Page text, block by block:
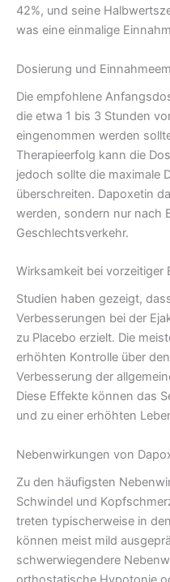
42%, und seine
was eine einmalige
Dosierung und
Die empfohlene
die etwa 1 bis 3 Stunden
eingenommen werden
Therapieerfolg kann die
jedoch sollte die maximale
überschreiten. Dapoxetin
werden, sondern nur nach
Geschlechtsverkehr.
Wirksamkeit bei vorzeitiger
Studien haben gezeigt,
Verbesserungen bei der
zu Placebo erzielt. Die
erhöhten Kontrolle über
Verbesserung der
Diese Effekte können das
und zu einer erhöhten
Nebenwirkungen von
Zu den häufigsten
Schwindel und
treten typischerweise in
können meist mild
schwerwiegendere